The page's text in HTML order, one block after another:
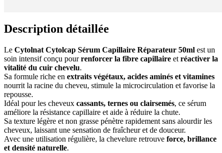
Description détaillée
Le Cytolnat Cytolcap Sérum Capillaire Réparateur 50ml est un
soin intensif conçu pourrenforcer la fibre capillaire et réactiver la
vitalité du cuir chevelu.
Sa formule riche en extraits végétaux, acides aminés et vitamines
nourrit la racine du cheveu, stimule la microcirculation et favorise la
repousse.
Idéal pour les cheveux cassants, ternes ou clairsemés, ce sérum
améliore la résistance capillaire et aide à réduire la chute.
Sa texture légère et non grasse pénètre rapidement sans alourdir les
cheveux, laissant une sensation de fraîcheur et de douceur.
Avec une utilisation régulière, la chevelure retrouve force, brillance
et densité naturelle.